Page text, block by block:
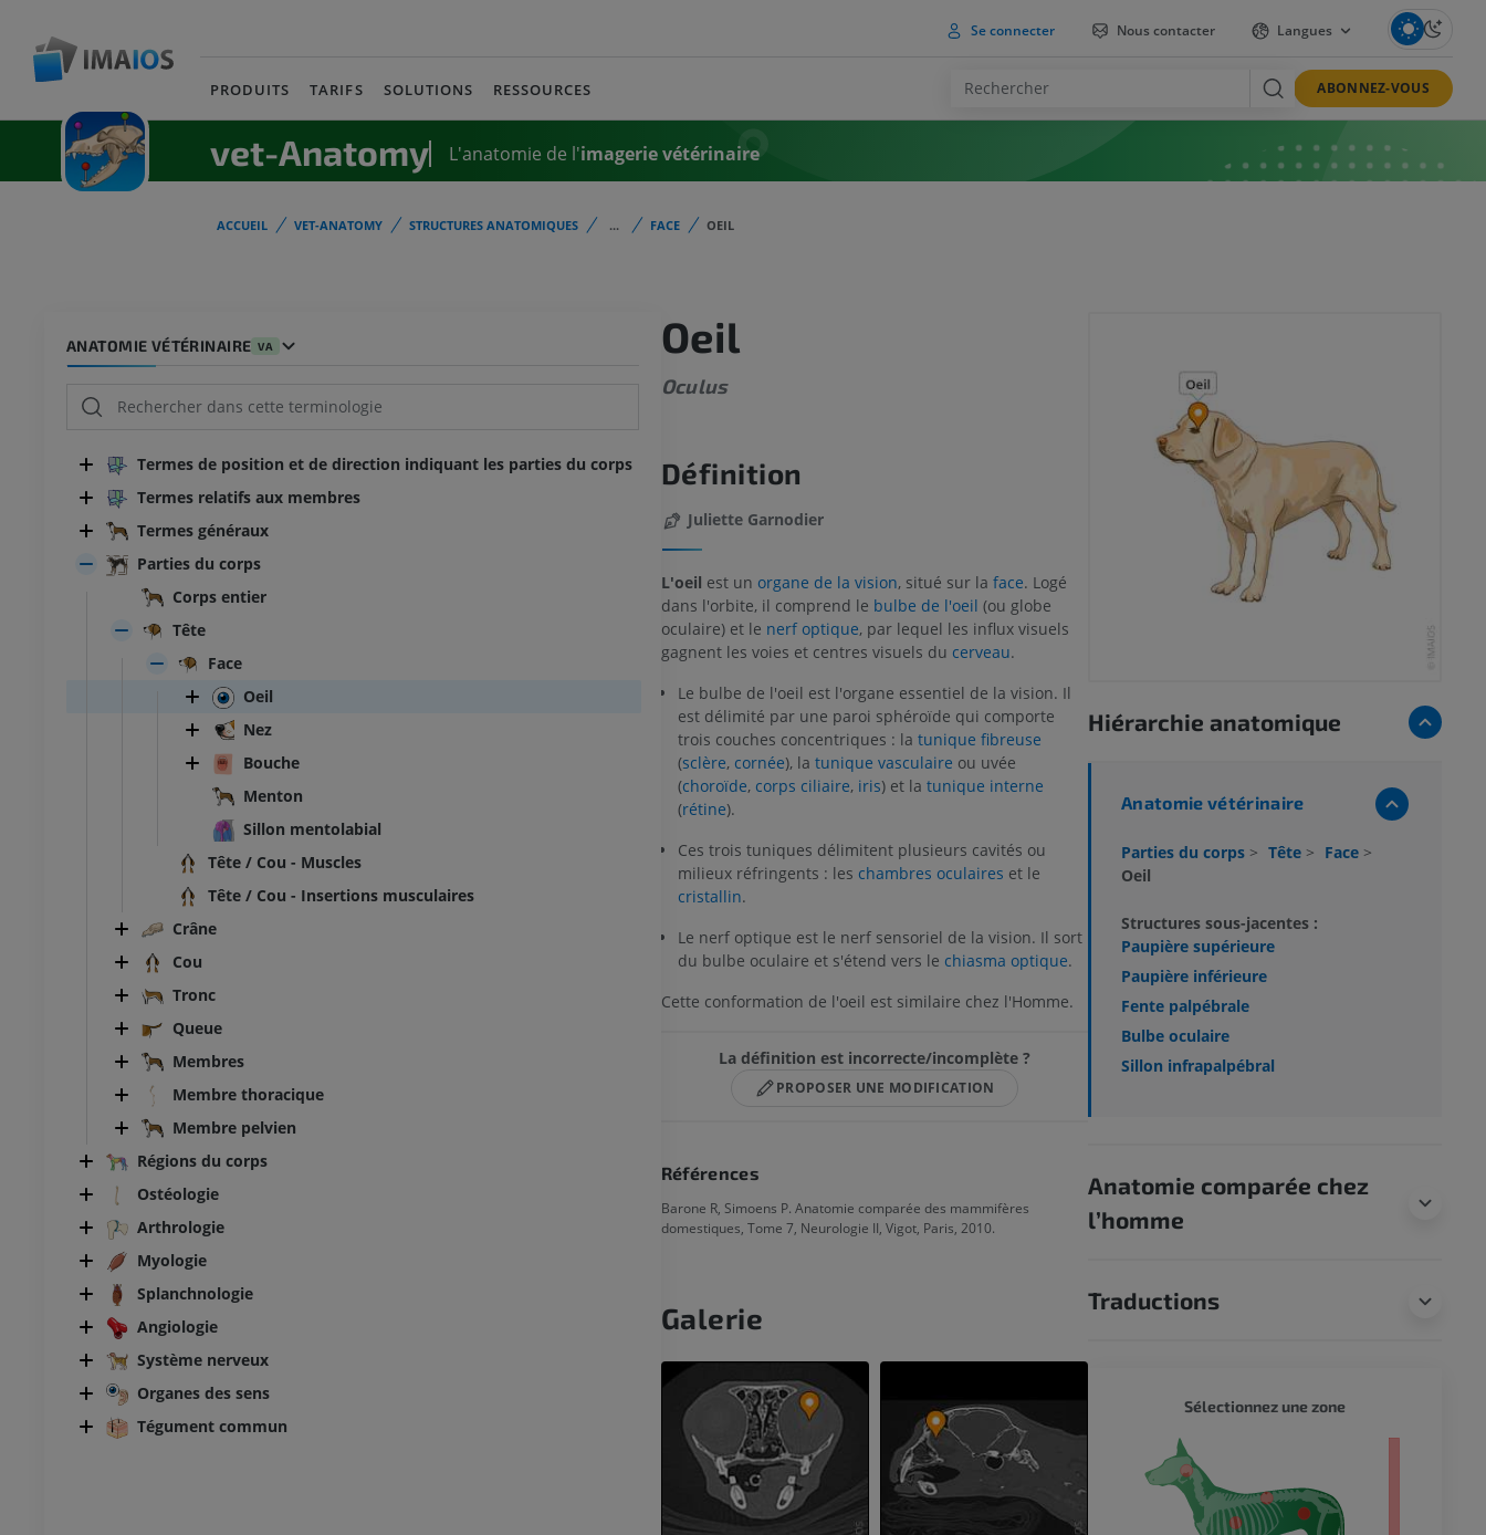
Se connecter Nous contacter Langues
PRODUITS TARIFS SOLUTIONS RESSOURCES ABONNEZ-VOUS
vet-Anatomy L'anatomie de l'imagerie vétérinaire
ACCUEIL VET-ANATOMY STRUCTURES ANATOMIQUES ... FACE OEIL
ANATOMIE VÉTÉRINAIRE VA
Termes de position et de direction indiquant les parties du corps
Termes relatifs aux membres
Termes généraux
Parties du corps
Corps entier
Tête
Face
Oeil
Nez
Bouche
Menton
Sillon mentolabial
Tête / Cou - Muscles
Tête / Cou - Insertions musculaires
Crâne
Cou
Tronc
Queue
Membres
Membre thoracique
Membre pelvien
Régions du corps
Ostéologie
Arthrologie
Myologie
Splanchnologie
Angiologie
Système nerveux
Organes des sens
Tégument commun
Oeil
Oculus
Définition
Juliette Garnodier
L'oeil est un organe de la vision, situé sur la face. Logé
dans l'orbite, il comprend le bulbe de l'oeil (ou globe
oculaire) et le nerf optique, par lequel les influx visuels
gagnent les voies et centres visuels du cerveau.
Le bulbe de l'oeil est l'organe essentiel de la vision. Il
est délimité par une paroi sphéroïde qui comporte
trois couches concentriques : la tunique fibreuse
(sclère, cornée), la tunique vasculaire ou uvée
(choroïde, corps ciliaire, iris) et la tunique interne
(rétine).
Ces trois tuniques délimitent plusieurs cavités ou
milieux réfringents : les chambres oculaires et le
cristallin.
Le nerf optique est le nerf sensoriel de la vision. Il sort
du bulbe oculaire et s'étend vers le chiasma optique.
Cette conformation de l'oeil est similaire chez l'Homme.
La définition est incorrecte/incomplète ?
PROPOSER UNE MODIFICATION
Références
Barone R, Simoens P. Anatomie comparée des mammifères
domestiques, Tome 7, Neurologie II, Vigot, Paris, 2010.
Galerie
Hiérarchie anatomique
Anatomie vétérinaire
Parties du corps > Tête > Face >
Oeil
Structures sous-jacentes :
Paupière supérieure
Paupière inférieure
Fente palpébrale
Bulbe oculaire
Sillon infrapalpébral
Anatomie comparée chez
l’homme
Traductions
BOVIN
Cheval - Ostéologie
SOURIS
Souris - Corps entier
TDM
Sélectionnez une zone